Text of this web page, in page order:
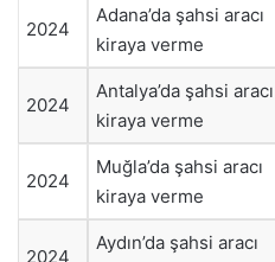
2024
Adana’da şahsi aracı
kiraya verme
2024
Antalya’da şahsi aracı
kiraya verme
2024
Muğla’da şahsi aracı
kiraya verme
2024
Aydın’da şahsi aracı